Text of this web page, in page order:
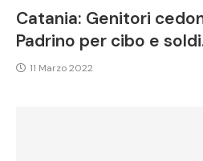
Catania: Genitori
Padrino per cibo e
11 Marzo 2022